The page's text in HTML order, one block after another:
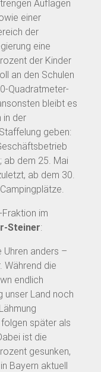
Auflagen
einer
der
eine
der Kinder
an den Schulen
Quadratmeter-
bleibt es
in der
geben:
ab dem 25. Mai
ab dem 30.
im
Steiner:
Uhren anders –
Während die
endlich
unser Land noch
später als
ist die
gesunken,
Bayern aktuell